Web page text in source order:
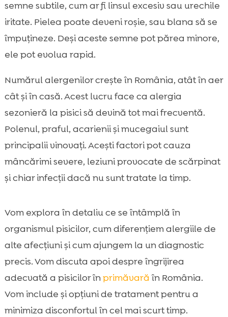
Diagnosticul corect la veterinar: investigații
și pași practici
 Plan de management acasă: reducerea
alergenilor din locuință
și ce evităm
 Nutriția în sezonul alergiilor: cum alegem
hrana potrivită
 CricksyCat: o alegere inspirată pentru pisici
sensibile în sezonul de primăvară
Purrfect Life: litieră naturală pentru
controlul mirosurilor și întreținere ușoară
Prevenție pe termen lung și monitorizarea
 Concluzie
 FAQ
semne subtile, cum ar fi linsul excesiv sau urechile
iritate. Pielea poate deveni roșie, sau blana să se
împuțineze. Deși aceste semne pot părea minore,
ele pot evolua rapid.
Numărul alergenilor crește în România, atât în aer
cât și în casă. Acest lucru face ca alergia
sezonieră la pisici să devină tot mai frecventă.
Polenul, praful, acarienii și mucegaiul sunt
principalii vinovați. Acești factori pot cauza
mâncărimi severe, leziuni provocate de scărpinat
și chiar infecții dacă nu sunt tratate la timp.
Vom explora în detaliu ce se întâmplă în
organismul pisicilor, cum diferențiem alergiile de
alte afecțiuni și cum ajungem la un diagnostic
precis. Vom discuta apoi despre îngrijirea
adecvată a pisicilor înprimăvară în România.
Vom include și opțiuni de tratament pentru a
minimiza disconfortul în cel mai scurt timp.